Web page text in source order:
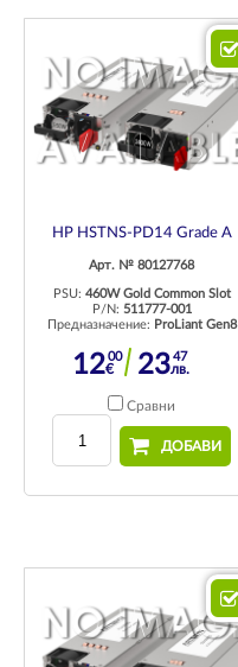
HP HSTNS-PD14 Grade A
Арт. № 80127768
PSU: 460W Gold Common Slot
P/N: 511777-001
Предназначение: ProLiant Gen8
1200
€ 2347
лв.
Сравни
ДОБАВИ